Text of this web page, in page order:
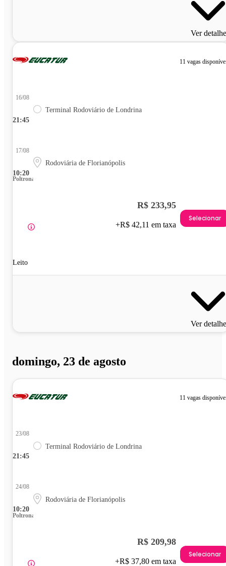
Ver
11 vagas
21:45
16/08
Terminal Rodoviário de Londrina
10:20
17/08
Rodoviária de Florianópolis
Poltrona
Leito
R$ 233,95
+R$ 42,11 em taxa
Selecionar
Ver
domingo, 23 de agosto
11 vagas
21:45
23/08
Terminal Rodoviário de Londrina
10:20
24/08
Rodoviária de Florianópolis
Poltrona
R$ 209,98
+R$ 37,80 em taxa
Selecionar